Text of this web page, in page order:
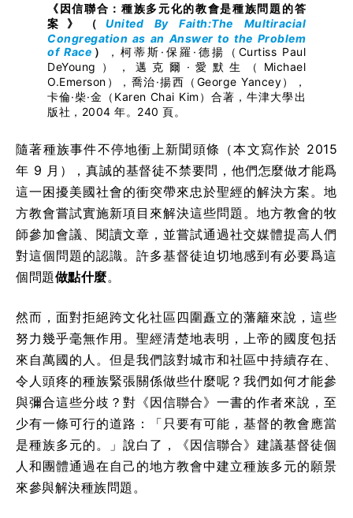
《因信聯合：種族多元化的教會是種族問題的答
案》（ United By Faith:The Multiracial
Congregation as an Answer to the Problem
of Race ）
，柯蒂斯·保羅·德揚（Curtiss Paul
DeYoung），邁克爾·愛默生（Michael
O.Emerson），喬治·揚西（George Yancey），
卡倫·柴·金（Karen Chai Kim）合著，牛津大學出
版社，2004 年。240 頁。
隨著種族事件不停地衝上新聞頭條（本文寫作於 2015
年 9 月），真誠的基督徒不禁要問，他們怎麼做才能爲
這一困擾美國社會的衝突帶來忠於聖經的解決方案。地
方教會嘗試實施新項目來解決這些問題。地方教會的牧
師參加會議、閱讀文章，並嘗試通過社交媒體提高人們
對這個問題的認識。許多基督徒迫切地感到有必要爲這
個問題做點什麼。
然而，面對拒絕跨文化社區四圍矗立的藩籬來說，這些
努力幾乎毫無作用。聖經清楚地表明，上帝的國度包括
來自萬國的人。但是我們該對城市和社區中持續存在、
令人頭疼的種族緊張關係做些什麼呢？我們如何才能參
與彌合這些分歧？對《因信聯合》一書的作者來說，至
少有一條可行的道路：「只要有可能，基督的教會應當
是種族多元的。」說白了，《因信聯合》建議基督徒個
人和團體通過在自己的地方教會中建立種族多元的願景
來參與解決種族問題。